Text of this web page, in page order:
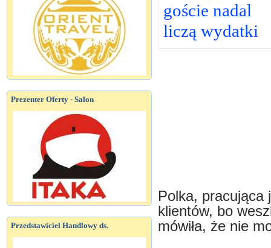
Prezenter Oferty - Salon
Przedstawiciel Handlowy ds.
goście nadal
liczą wydatki
Polka, pracująca
klientów, bo
mówiła, że nie